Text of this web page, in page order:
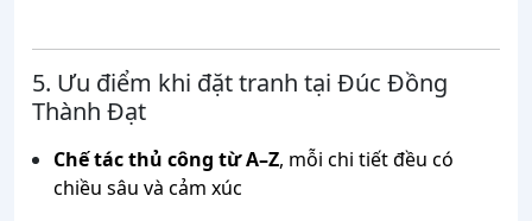
5. Ưu điểm khi đặt tranh tại Đúc Đồng
Thành Đạt
Chế tác thủ công từ A–Z, mỗi chi tiết đều có
chiều sâu và cảm xúc